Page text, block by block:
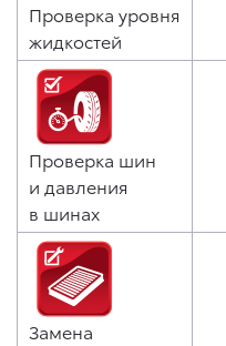
Проверка уровня
жидкостей
Проверка шин
и давления
в шинах
Замена